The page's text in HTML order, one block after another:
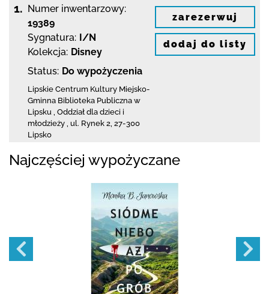
1. Numer inwentarzowy:
19389
Sygnatura: I/N
Kolekcja: Disney
Status: Do wypożyczenia
Lipskie Centrum Kultury Miejsko-
Gminna Biblioteka Publiczna w
Lipsku
Oddział dla dzieci i
młodzieży , ul. Rynek 2 27-300
Lipsko
zarezerwuj
dodaj do listy
Najczęściej wypożyczane